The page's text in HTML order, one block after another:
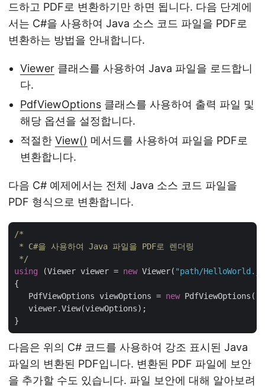
드하고 PDF로 변환하기만 하면 됩니다. 다음 단계에
서는 C#을 사용하여 Java 소스 코드 파일을 PDF로
변환하는 방법을 안내합니다.
Viewer 클래스를 사용하여 Java 파일을 로드합니
다.
PdfViewOptions 클래스를 사용하여 출력 파일 및
해당 옵션을 설정합니다.
적절한 View() 메서드를 사용하여 파일을 PDF로
변환합니다.
다음 C# 예제에서는 전체 Java 소스 코드 파일을
PDF 형식으로 변환합니다.
/*
* C#을 사용하여 Java 파일을 PDF로 렌더링
*/
using (Viewer viewer = new Viewer( "path/
{
   PdfViewOptions viewOptions =
new PdfViewOptions(
   viewer.View(viewOptions);
다음은 위의 C# 코드를 사용하여 강조 표시된 Java
파일의 변환된 PDF입니다. 변환된 PDF 파일에 보안
을 추가할 수도 있습니다. 파일 보안에 대해 알아보려